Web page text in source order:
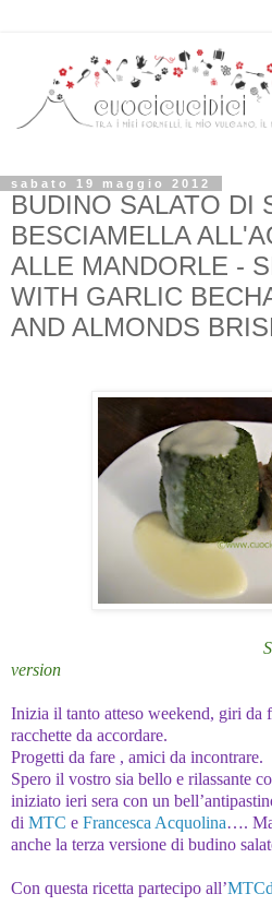
sabato 19 maggio 2012
BUDINO SALATO DI
BESCIAMELLA
ALLE MANDORLE -
WITH GARLIC
AND ALMONDS
version
Inizia il tanto atteso weekend, giri da
racchette da accordare.
Progetti da fare , amici da incontrare.
Spero il vostro sia bello e rilassante
iniziato ieri sera con un
di MTC e Francesca Acquolina…. Ma
anche la terza versione di budino
Con questa ricetta partecipo all’